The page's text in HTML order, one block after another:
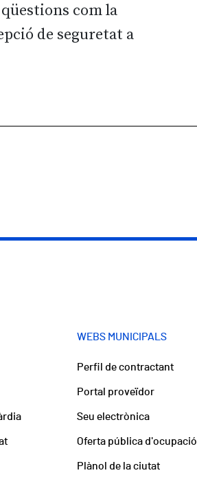
com la
de seguretat a
WEBS MUNICIPALS
Perfil de contractant
Portal proveïdor
Seu electrònica
Oferta pública d'ocupació
Plànol de la ciutat